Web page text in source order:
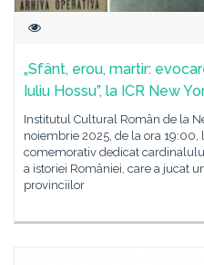
„Sfânt, erou, martir:
Iuliu Hossu”, la ICR New
Institutul Cultural Român de la
noiembrie 2025, de la ora
comemorativ dedicat
a istoriei României, care a jucat
provinciilor